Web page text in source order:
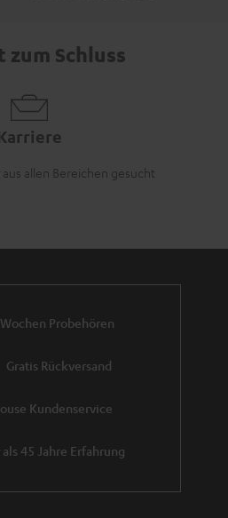
zum Schluss
allen Bereichen gesucht
Probehören
Gratis Rückversand
Kundenservice
45 Jahre Erfahrung